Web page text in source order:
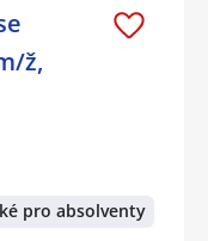
ž,
pro absolventy